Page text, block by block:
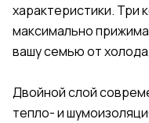
характеристики. Три
максимально
вашу семью от
Двойной слой
тепло- и